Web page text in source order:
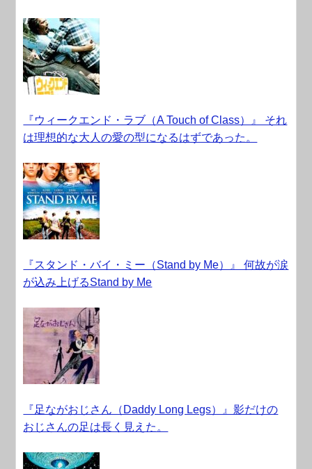
『ウィークエンド・ラブ（A Touch of Class）』 それ
は理想的な大人の愛の型になるはずであった。
『スタンド・バイ・ミー（Stand by Me）』 何故が涙
が込み上げるStand by Me
『足ながおじさん（Daddy Long Legs）』影だけの
おじさんの足は長く見えた。